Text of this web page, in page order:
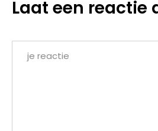
Laat een reactie